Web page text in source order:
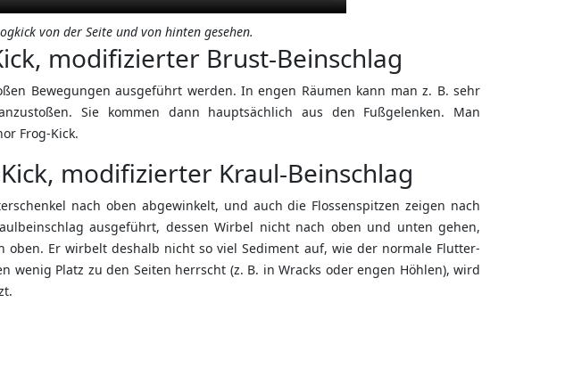
von der Seite und von hinten gesehen.
modifizierter Brust-Beinschlag
Bewegungen ausgeführt werden. In engen Räumen kann man z. B. sehr
Sie kommen dann hauptsächlich aus den Fußgelenken. Man
Frog-Kick.
modifizierter Kraul-Beinschlag
nach oben abgewinkelt, und auch die Flossenspitzen zeigen nach
ausgeführt, dessen Wirbel nicht nach oben und unten gehen,
Er wirbelt deshalb nicht so viel Sediment auf, wie der normale Flutter-
wenig Platz zu den Seiten herrscht (z. B. in Wracks oder engen Höhlen), wird